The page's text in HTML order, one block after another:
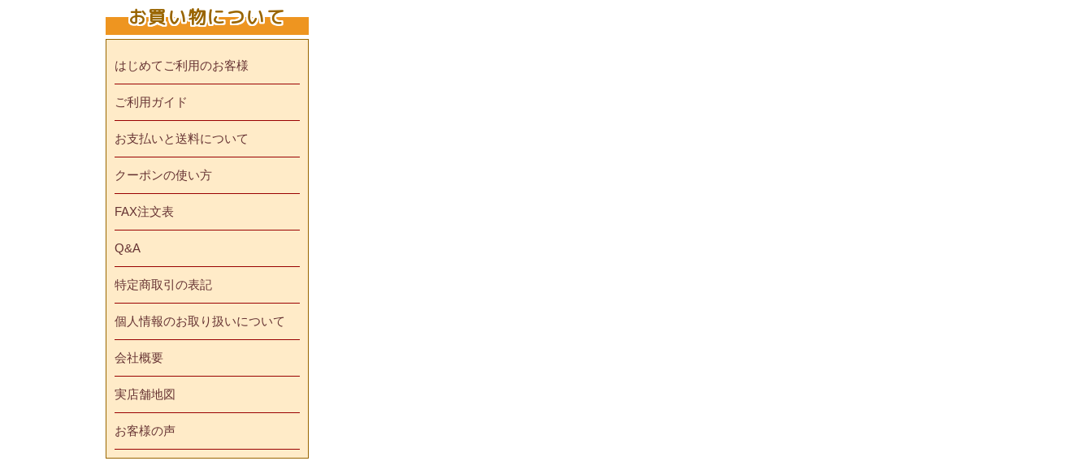
お買い物について
はじめてご利用のお客様
ご利用ガイド
お支払いと送料について
クーポンの使い方
FAX注文表
Q&A
特定商取引の表記
個人情報のお取り扱いについて
会社概要
実店舗地図
お客様の声